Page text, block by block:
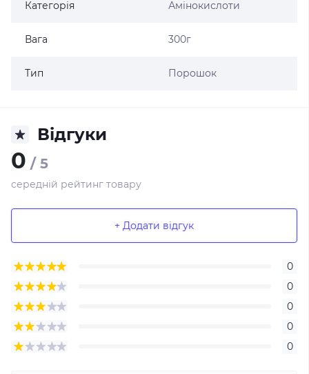
Категорія Амінокислоти
Вага 300г
Тип Порошок
Відгуки
0 / 5
середній рейтинг товару
+ Додати відгук
0
0
0
0
0